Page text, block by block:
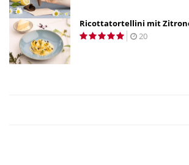
Ricottatortellini mit
20